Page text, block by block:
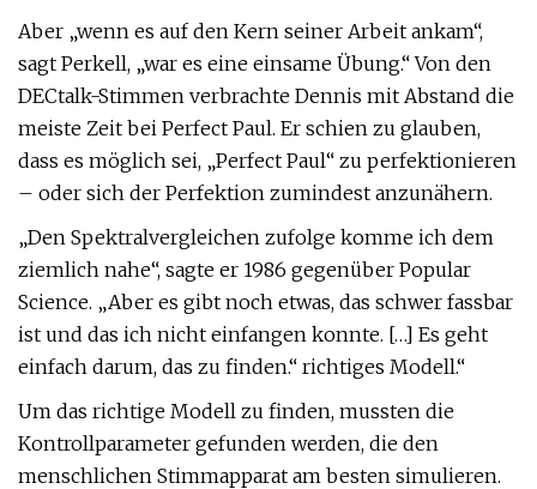
Aber „wenn es auf den Kern seiner Arbeit ankam“,
sagt Perkell, „war es eine einsame Übung.“ Von den
DECtalk-Stimmen verbrachte Dennis mit Abstand die
meiste Zeit bei Perfect Paul. Er schien zu glauben,
dass es möglich sei, „Perfect Paul“ zu perfektionieren
– oder sich der Perfektion zumindest anzunähern.
„Den Spektralvergleichen zufolge komme ich dem
ziemlich nahe“, sagte er 1986 gegenüber Popular
Science. „Aber es gibt noch etwas, das schwer fassbar
ist und das ich nicht einfangen konnte. […] Es geht
einfach darum, das zu finden.“ richtiges Modell.“
Um das richtige Modell zu finden, mussten die
Kontrollparameter gefunden werden, die den
menschlichen Stimmapparat am besten simulieren.